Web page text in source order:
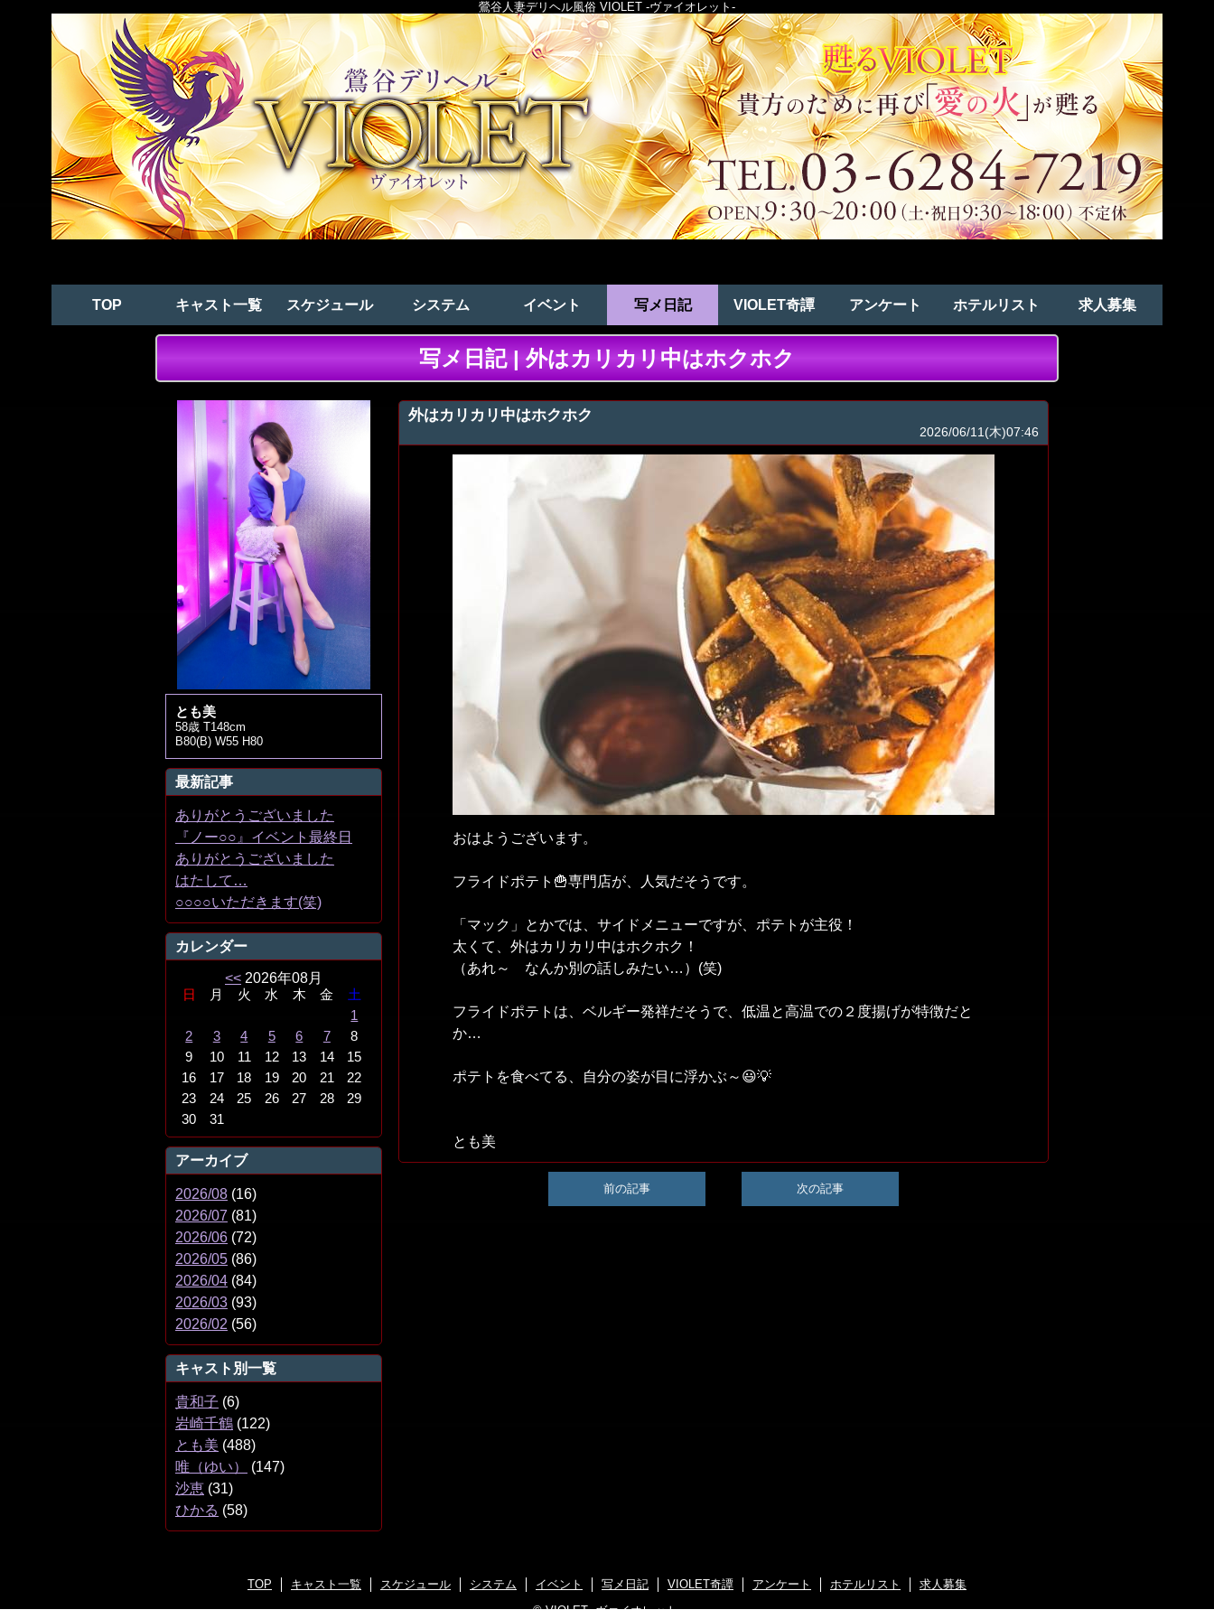
鶯谷人妻デリヘル風俗 VIOLET -ヴァイオレット-
TOP キャスト一覧 スケジュール システム イベント 写メ日記 VIOLET奇譚 アンケート ホテルリスト 求人募集
写メ日記 | 外はカリカリ中はホクホク
とも美
58歳 T148cm
B80(B) W55 H80
最新記事
ありがとうございました
『ノー○○』イベント最終日
ありがとうございました
はたして…
○○○○いただきます(笑)
カレンダー
<< 2026年08月
日 月 火 水 木 金
土
1
2
3 4 5 6 7
8
9
10 11 12 13 14
15
16
17 18 19 20 21
22
23
24 25 26 27 28
29
30
31
アーカイブ
2026/08 (16)
2026/07 (81)
2026/06 (72)
2026/05 (86)
2026/04 (84)
2026/03 (93)
2026/02 (56)
キャスト別一覧
貴和子 (6)
岩崎千鶴 (122)
とも美 (488)
唯（ゆい）
(147)
沙恵 (31)
ひかる (58)
外はカリカリ中はホクホク
2026/06/11(木)07:46
おはようございます。
フライドポテト🍟専門店が、人気だそうです。
「マック」とかでは、サイドメニューですが、ポテトが主役！
太くて、外はカリカリ中はホクホク！
（あれ～ なんか別の話しみたい…）(笑)
フライドポテトは、ベルギー発祥だそうで、低温と高温での２度揚げが特徴だと
か…
ポテトを食べてる、自分の姿が目に浮かぶ～😃💡
とも美
前の記事 次の記事
TOP キャスト一覧 スケジュール システム イベント 写メ日記 VIOLET奇譚 アンケート ホテルリスト
求人募集
©VIOLET -ヴァイオレット-